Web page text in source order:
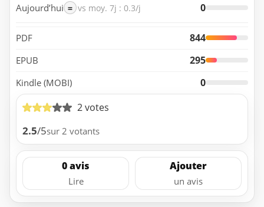
Aujourd’hui = vs moy. 7j : 0.3/j 0
PDF 844
EPUB 295
Kindle (MOBI)
0
2 votes
2.5/5sur 2 votants
0 avis
Lire
Ajouter
un avis